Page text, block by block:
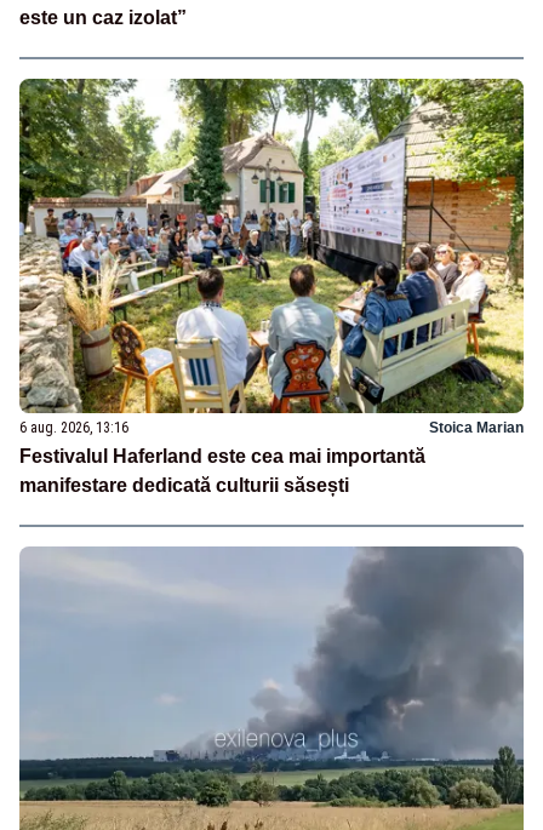
este un caz izolat”
6 aug. 2026, 13:16 Stoica Marian
Festivalul Haferland este cea mai importantă
manifestare dedicată culturii săsești